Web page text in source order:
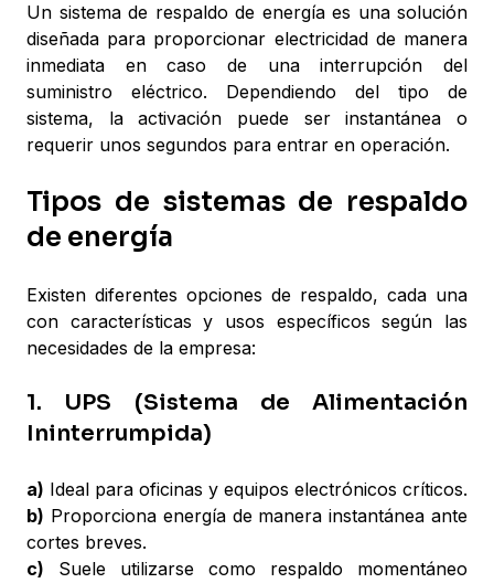
Un sistema de respaldo de energía es una solución
diseñada para proporcionar electricidad de manera
inmediata en caso de una interrupción del
suministro eléctrico. Dependiendo del tipo de
sistema, la activación puede ser instantánea o
requerir unos segundos para entrar en operación.
Tipos de sistemas de respaldo
de energía
Existen diferentes opciones de respaldo, cada una
con características y usos específicos según las
necesidades de la empresa:
1. UPS (Sistema de Alimentación
Ininterrumpida)
a) Ideal para oficinas y equipos electrónicos críticos.
b) Proporciona energía de manera instantánea ante
cortes breves.
c) Suele utilizarse como respaldo momentáneo